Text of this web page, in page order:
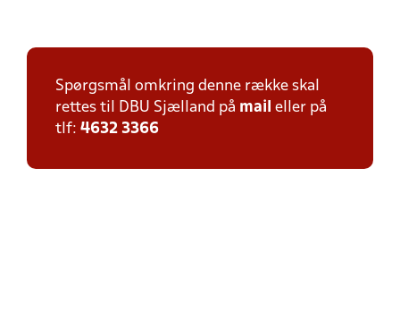
Spørgsmål omkring denne række skal
rettes til DBU Sjælland på mail eller på
tlf: 4632 3366